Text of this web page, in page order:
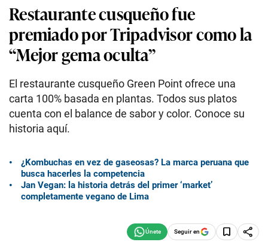
Restaurante cusqueño fue
premiado por Tripadvisor como la
“Mejor gema oculta”
El restaurante cusqueño Green Point ofrece una
carta 100% basada en plantas. Todos sus platos
cuenta con el balance de sabor y color. Conoce su
historia aquí.
¿Kombuchas en vez de gaseosas? La marca peruana que
busca hacerles la competencia
Jan Vegan: la historia detrás del primer ‘market’
completamente vegano de Lima
Seguir en